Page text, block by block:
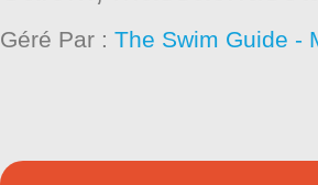
Géré Par :The Swim Guide -